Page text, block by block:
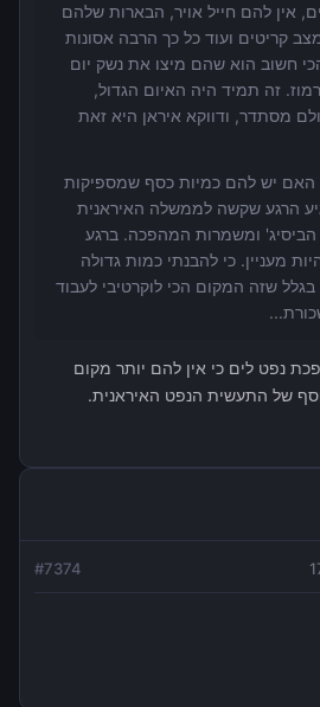
אין להם חייל אויר, הבארות שלהם
קריטים ועוד כל כך הרבה אסונות
חשוב הוא שהם מיצו את נשק יום
זה תמיד היה האיום הגדול,
מסתדר, ודווקא איראן היא זאת
יש להם כמיות כסף שמספיקות
הרגע שקשה לממשלה האיראנית
ומשמרות המהפכה. ברגע
מעניין. כי להבנתי כמות גדולה
שזה המקום הכי לוקרטיבי לעבוד
נפט לים כי אין להם יותר מקום
של התעשית הנפט האיראנית.
#7374